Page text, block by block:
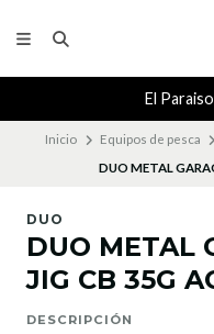
El
Inicio Equipos de pesca
DUO METAL
DUO
DUO METAL
JIG CB 35G
DESCRIPCIÓN